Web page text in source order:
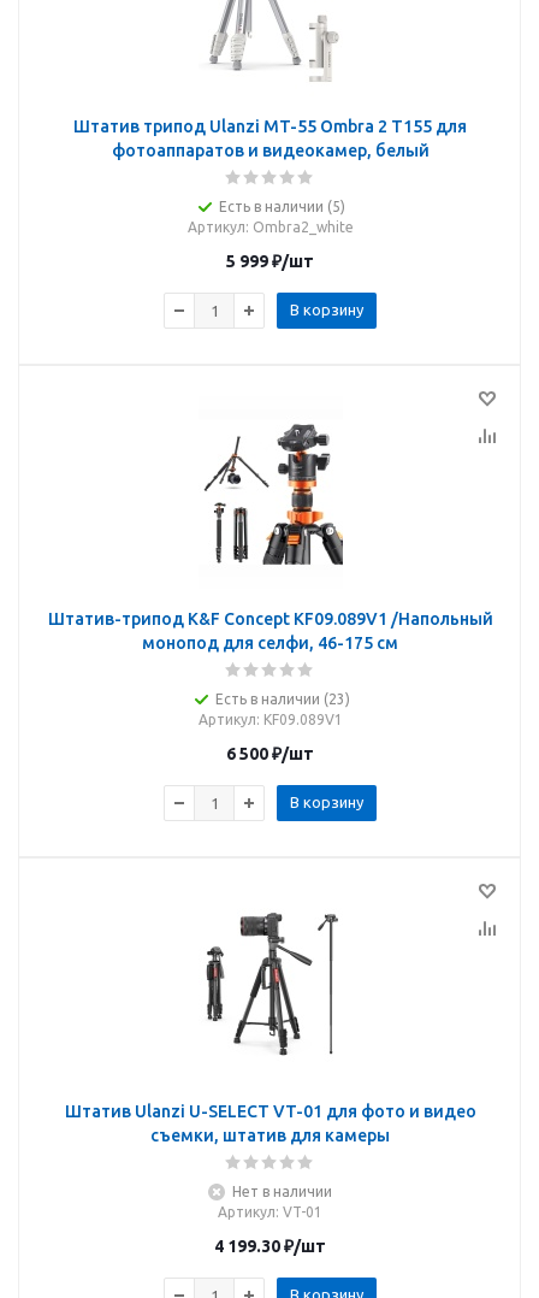
Штатив трипод Ulanzi MT-55 Ombra 2 T155 для
фотоаппаратов и видеокамер, белый
Есть в наличии (5)
Артикул: Ombra2_white
5 999₽/шт
В корзину
Штатив-трипод K&F Concept KF09.089V1 /Напольный
монопод для селфи, 46-175 см
Есть в наличии (23)
Артикул: KF09.089V1
6 500₽/шт
В корзину
Штатив Ulanzi U-SELECT VT-01 для фото и видео
съемки, штатив для камеры
Нет в наличии
Артикул: VT-01
4 199.30₽/шт
В корзину